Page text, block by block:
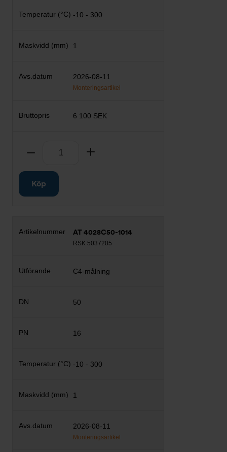
-10 - 300
1
2026-08-11
Monteringsartikel
6 100 SEK
Ta bort
Köp
AT 4028C50-1014
RSK 5037205
C4-målning
50
16
-10 - 300
1
2026-08-11
Monteringsartikel